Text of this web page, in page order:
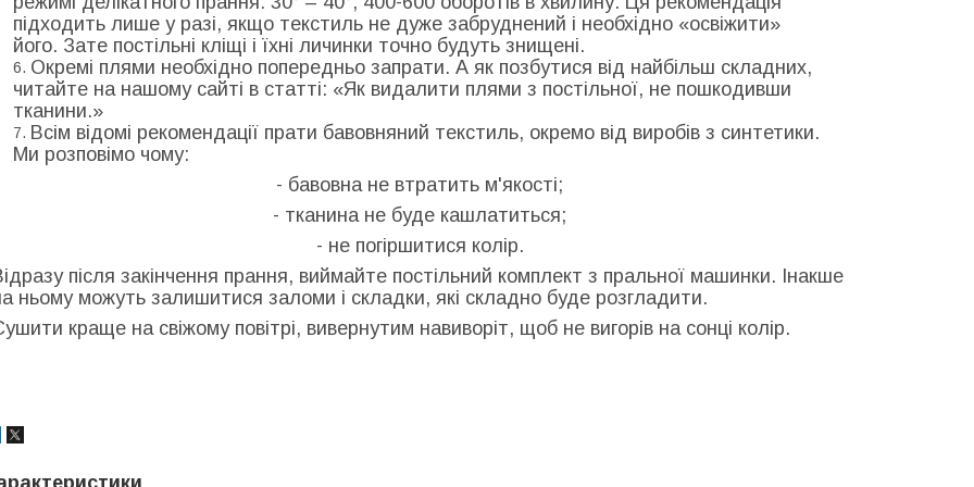
підходить лише у разі, якщо текстиль не дуже забруднений і необхідно «освіжити»
його. Зате постільні кліщі і їхні личинки точно будуть знищені.
Окремі плями необхідно попередньо запрати. А як позбутися від найбільш складних,
читайте на нашому сайті в статті: «Як видалити плями з постільної, не пошкодивши
тканини.»
Всім відомі рекомендації прати бавовняний текстиль, окремо від виробів з синтетики.
Ми розповімо чому:
- бавовна не втратить м'якості;
- тканина не буде кашлатиться;
- не погіршитися колір.
після закінчення прання, виймайте постільний комплект з пральної машинки. Інакше
ньому можуть залишитися заломи і складки, які складно буде розгладити.
краще на свіжому повітрі, вивернутим навиворіт, щоб не вигорів на сонці колір.